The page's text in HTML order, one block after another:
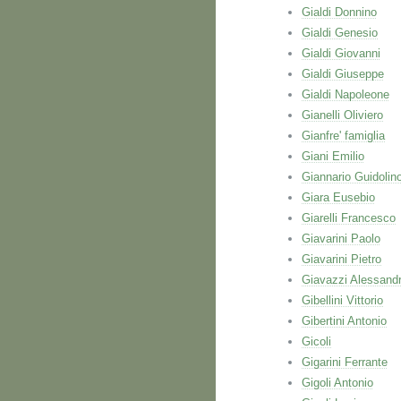
Gialdi Donnino
Gialdi Genesio
Gialdi Giovanni
Gialdi Giuseppe
Gialdi Napoleone
Gianelli Oliviero
Gianfre' famiglia
Giani Emilio
Giannario
Giara Eusebio
Giarelli Francesco
Giavarini Paolo
Giavarini Pietro
Giavazzi
Gibellini Vittorio
Gibertini Antonio
Gicoli
Gigarini Ferrante
Gigoli Antonio